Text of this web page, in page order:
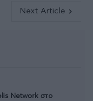
Next Article
Network στο